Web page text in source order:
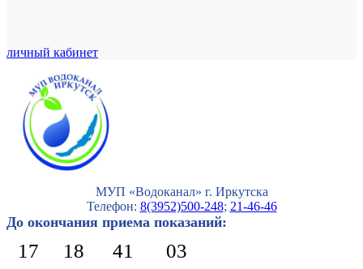
личный кабинет
МУП «Водоканал» г. Иркутска
Телефон: 8(3952)500-248; 21-46-46
До окончания приема показаний:
17 18 41 02